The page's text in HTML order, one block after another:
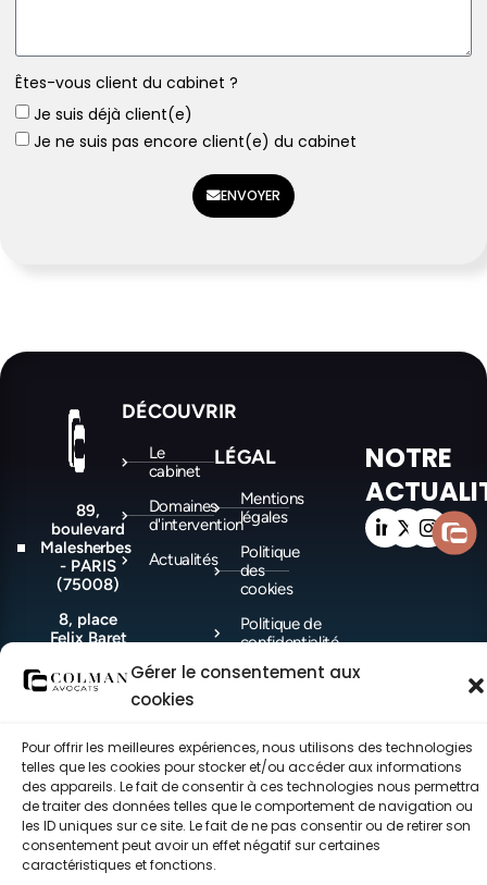
Gérer le consentement aux
cookies
Pour offrir les meilleures expériences, nous utilisons des technologies
telles que les cookies pour stocker et/ou accéder aux informations
des appareils. Le fait de consentir à ces technologies nous permettra
de traiter des données telles que le comportement de navigation ou
les ID uniques sur ce site. Le fait de ne pas consentir ou de retirer son
consentement peut avoir un effet négatif sur certaines
caractéristiques et fonctions.
Êtes-vous client du cabinet ?
Je suis déjà client(e)
Je ne suis pas encore client(e) du cabinet
ENVOYER
89,
boulevard
Malesherbes
- PARIS
(75008)
8, place
Felix Baret
MARSEILLE
(13006)
DÉCOUVRIR
Le
cabinet
Domaines
d'intervention
Actualités
LÉGAL
Mentions
légales
Politique
des
cookies
Politique de
confidentialité
NOTRE
©COLMAN Avocats 2021-2026 – Tous droits réservés – made with ♥ by
CEC.